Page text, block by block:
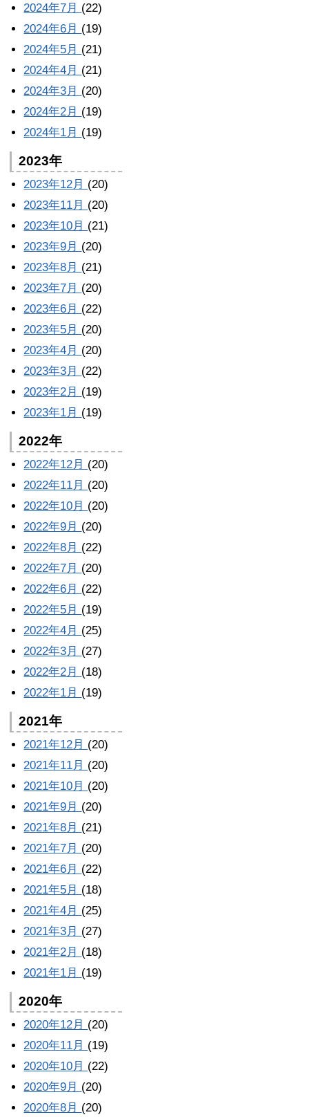
2024年7月 (22)
2024年6月 (19)
2024年5月 (21)
2024年4月 (21)
2024年3月 (20)
2024年2月 (19)
2024年1月 (19)
2023年
2023年12月 (20)
2023年11月 (20)
2023年10月 (21)
2023年9月 (20)
2023年8月 (21)
2023年7月 (20)
2023年6月 (22)
2023年5月 (20)
2023年4月 (20)
2023年3月 (22)
2023年2月 (19)
2023年1月 (19)
2022年
2022年12月 (20)
2022年11月 (20)
2022年10月 (20)
2022年9月 (20)
2022年8月 (22)
2022年7月 (20)
2022年6月 (22)
2022年5月 (19)
2022年4月 (25)
2022年3月 (27)
2022年2月 (18)
2022年1月 (19)
2021年
2021年12月 (20)
2021年11月 (20)
2021年10月 (20)
2021年9月 (20)
2021年8月 (21)
2021年7月 (20)
2021年6月 (22)
2021年5月 (18)
2021年4月 (25)
2021年3月 (27)
2021年2月 (18)
2021年1月 (19)
2020年
2020年12月 (20)
2020年11月 (19)
2020年10月 (22)
2020年9月 (20)
2020年8月 (20)